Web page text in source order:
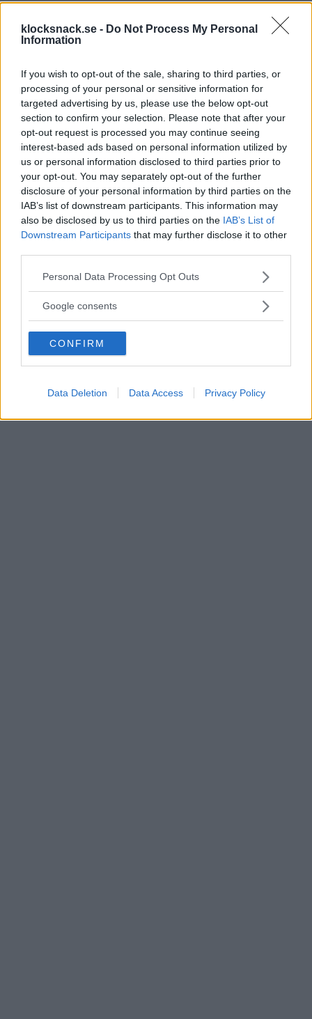
klocksnack.se - Do Not Process My Personal
Information
If you wish to opt-out of the sale, sharing to third parties, or
processing of your personal or sensitive information for
targeted advertising by us, please use the below opt-out
section to confirm your selection. Please note that after your
opt-out request is processed you may continue seeing
interest-based ads based on personal information utilized by
us or personal information disclosed to third parties prior to
your opt-out. You may separately opt-out of the further
disclosure of your personal information by third parties on the
IAB’s list of downstream participants. This information may
also be disclosed by us to third parties on the IAB’s List of
Downstream Participants that may further disclose it to other
Please note that this website/app uses one or more Google
not limited to your visit or usage behaviour. You may click to
use your data for below specified purposes in below Google
consent section.
Personal Data Processing Opt Outs
Google consents
CONFIRM
Data Deletion Data Access Privacy Policy
Har fått nya idéer och är främst ute efter att byta rakt av mot en likadan
silverstålis i motsvarande skick.
Tack än en gång till KS för möjligheten och ett ypperligt klockforum